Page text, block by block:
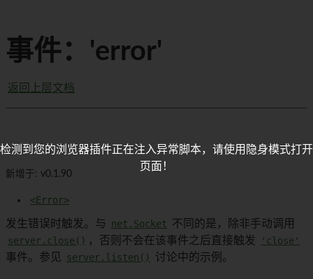
事件：'error'
返回上层文档
新增于: v0.1.90
<Error>
发生错误时触发。与 net.Socket 不同的是，除非手动调用
server.close() ，否则不会在该事件之后直接触发
'close'
事件。参见
server.listen() 讨论中的示例。
检测到您的浏览器插件正在注入异常脚本，请使用隐身模式打开
页面！